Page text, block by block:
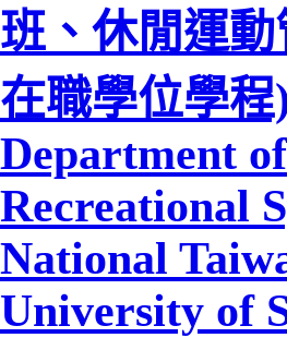
班、休閒運
在職學位學程
Department of
Recreational
National
University of